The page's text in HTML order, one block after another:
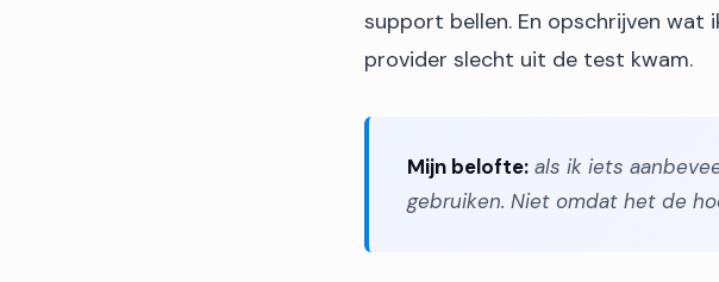
support bellen. En opschrijven
provider slecht uit de test kwam.
Mijn belofte: als ik iets
gebruiken. Niet omdat het de